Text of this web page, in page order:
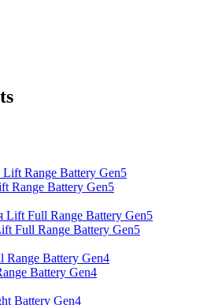
Range Battery Gen5
Full Range Battery Gen5
Battery Gen4